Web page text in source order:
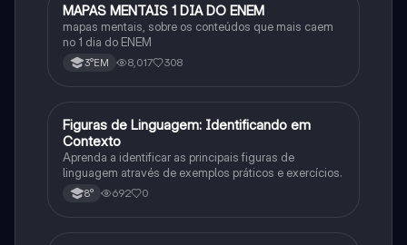
Português
MAPAS MENTAIS 1 DIA DO ENEM
mapas mentais, sobre os conteúdos que mais caem
no 1 dia do ENEM
3°EM 8,017 308
FPortuguês
Figuras de Linguagem: Identificando em
Contexto
Aprenda a identificar as principais figuras de
linguagem através de exemplos práticos e exercícios.
8° 692 0